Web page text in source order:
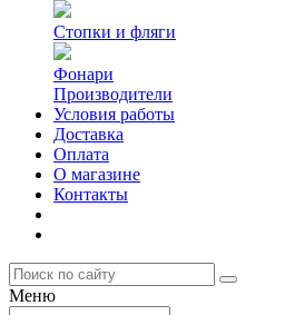
Стопки и фляги
Фонари
Производители
Условия работы
Доставка
Оплата
О магазине
Контакты
Меню